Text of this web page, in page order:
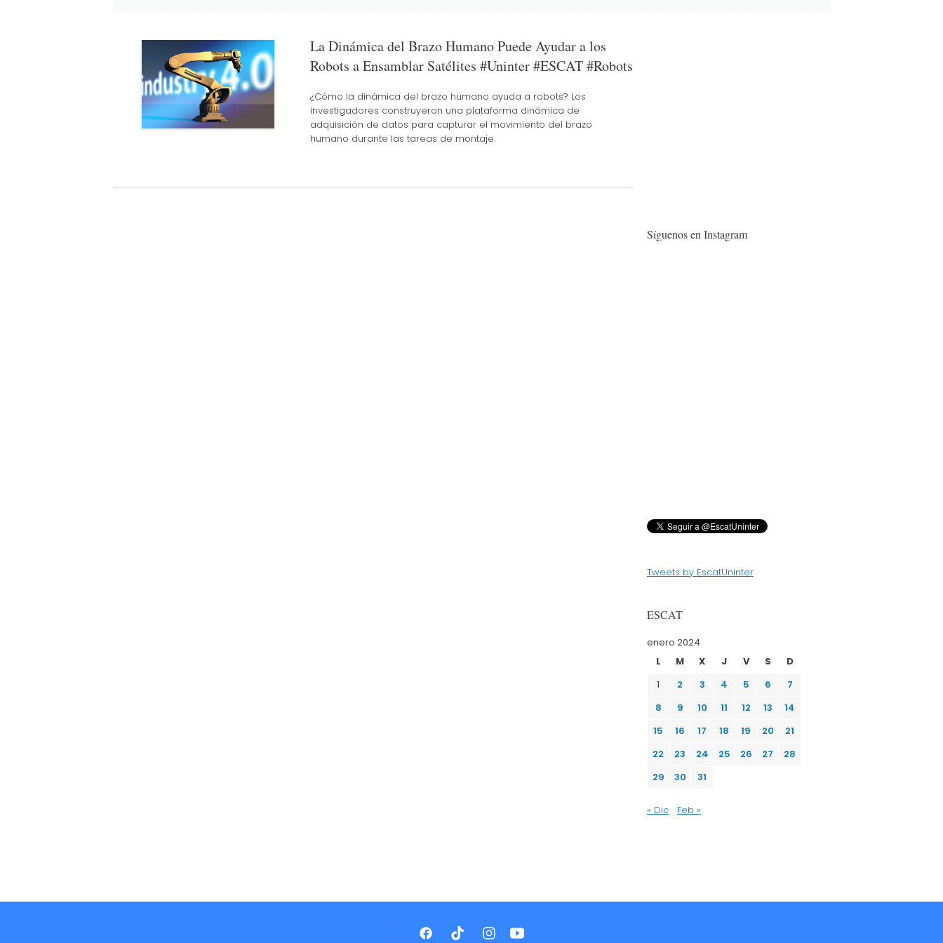
La Dinámica del Brazo Humano Puede Ayudar a los
Robots a Ensamblar Satélites #Uninter #ESCAT #Robots
¿Cómo la dinámica del brazo humano ayuda a robots? Los
investigadores construyeron una plataforma dinámica de
adquisición de datos para capturar el movimiento del brazo
humano durante las tareas de montaje.
Síguenos en Instagram
Tweets by EscatUninter
ESCAT
enero 2024
L
M X J V S
D
1
2 3 4 5 6
7
8
9 10 11 12 13
14
15
16 17 18 19 20
21
22
23 24 25 26 27
28
29
30 31
« Dic Feb »